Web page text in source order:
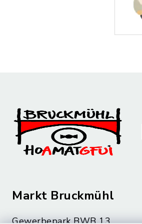
Markt Bruckmühl
Gewerbepark BWB 13